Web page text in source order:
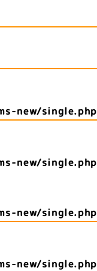
new/single.php
new/single.php
new/single.php
new/single.php